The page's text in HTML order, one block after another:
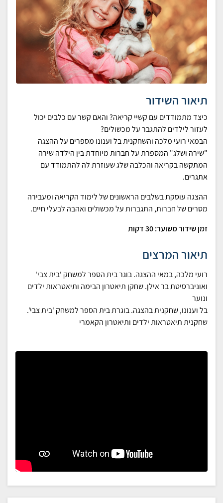
תיאור השידור
כיצד מתמודדים עם קשיי קריאה? והאם קשר עם כלבים יכול
לעזור לילדים להתגבר על מכשולים?
הבמאי רועי מלכה והשחקנית בל וענונו מספרים על ההצגה
"שירה ושלג" המספרת על חברות מיוחדת בין הילדה שירה
המתקשה בקריאה והכלבה שלג שעוזרת לה להתמודד עם
אתגרים.
ההצגה עוסקת בשלבים הראשונים של לימוד הקריאה ומעבירה
מסרים של חברות, התגברות על מכשולים ואהבה לבעלי חיים.
זמן שידור משוער:
דקות
תיאור המרצים
רועי מלכה, במאי ההצגה. בוגר בית הספר למשחק 'בית צבי'
ואוניברסיטת בר אילן. שחקן תיאטרון הבימה ותיאטראות ילדים
ונוער
בל וענונו, שחקנית בהצגה. בוגרת בית הספר למשחק 'בית צבי'.
שחקנית תיאטראות ילדים ותיאטרון הקאמרי